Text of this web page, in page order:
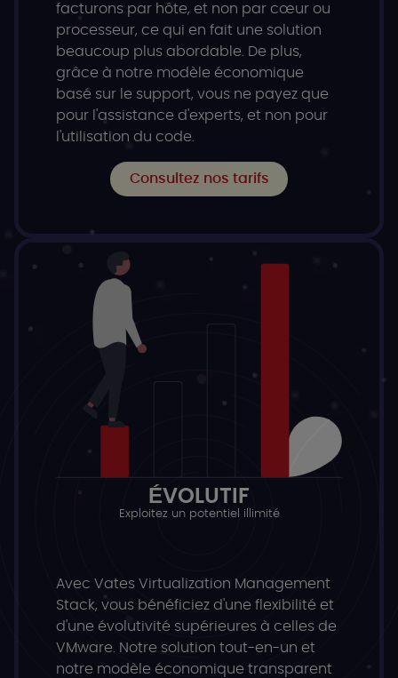
facturons par hôte, et non par cœur ou
processeur, ce qui en fait une solution
beaucoup plus abordable. De plus,
grâce à notre modèle économique
basé sur le support, vous ne payez que
pour l'assistance d'experts, et non pour
l'utilisation du code.
Consultez nos tarifs
ÉVOLUTIF
Exploitez un potentiel illimité
Avec Vates Virtualization Management
Stack, vous bénéficiez d'une flexibilité et
d'une évolutivité supérieures à celles de
VMware. Notre solution tout-en-un et
notre modèle économique transparent